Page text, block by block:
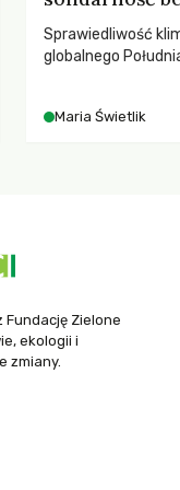
Sprawiedliwość
globalnego
Maria Świetlik
Zielone
ekologii i
zmiany.